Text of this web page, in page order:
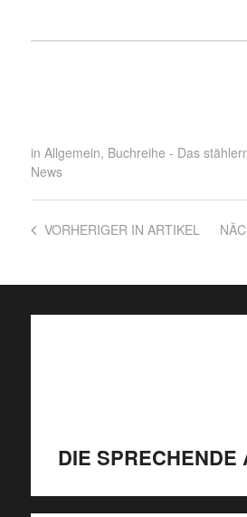
in Allgemein, Buchreihe - Das
News
VORHERIGER IN ARTIKEL
DIE SPRECHENDE